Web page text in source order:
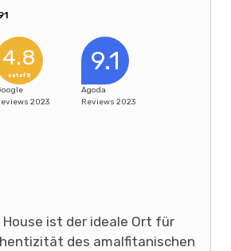
4.8
out of 5
2023
9.1
Agoda
Reviews 2023
House ist der ideale Ort für
des amalfitanischen